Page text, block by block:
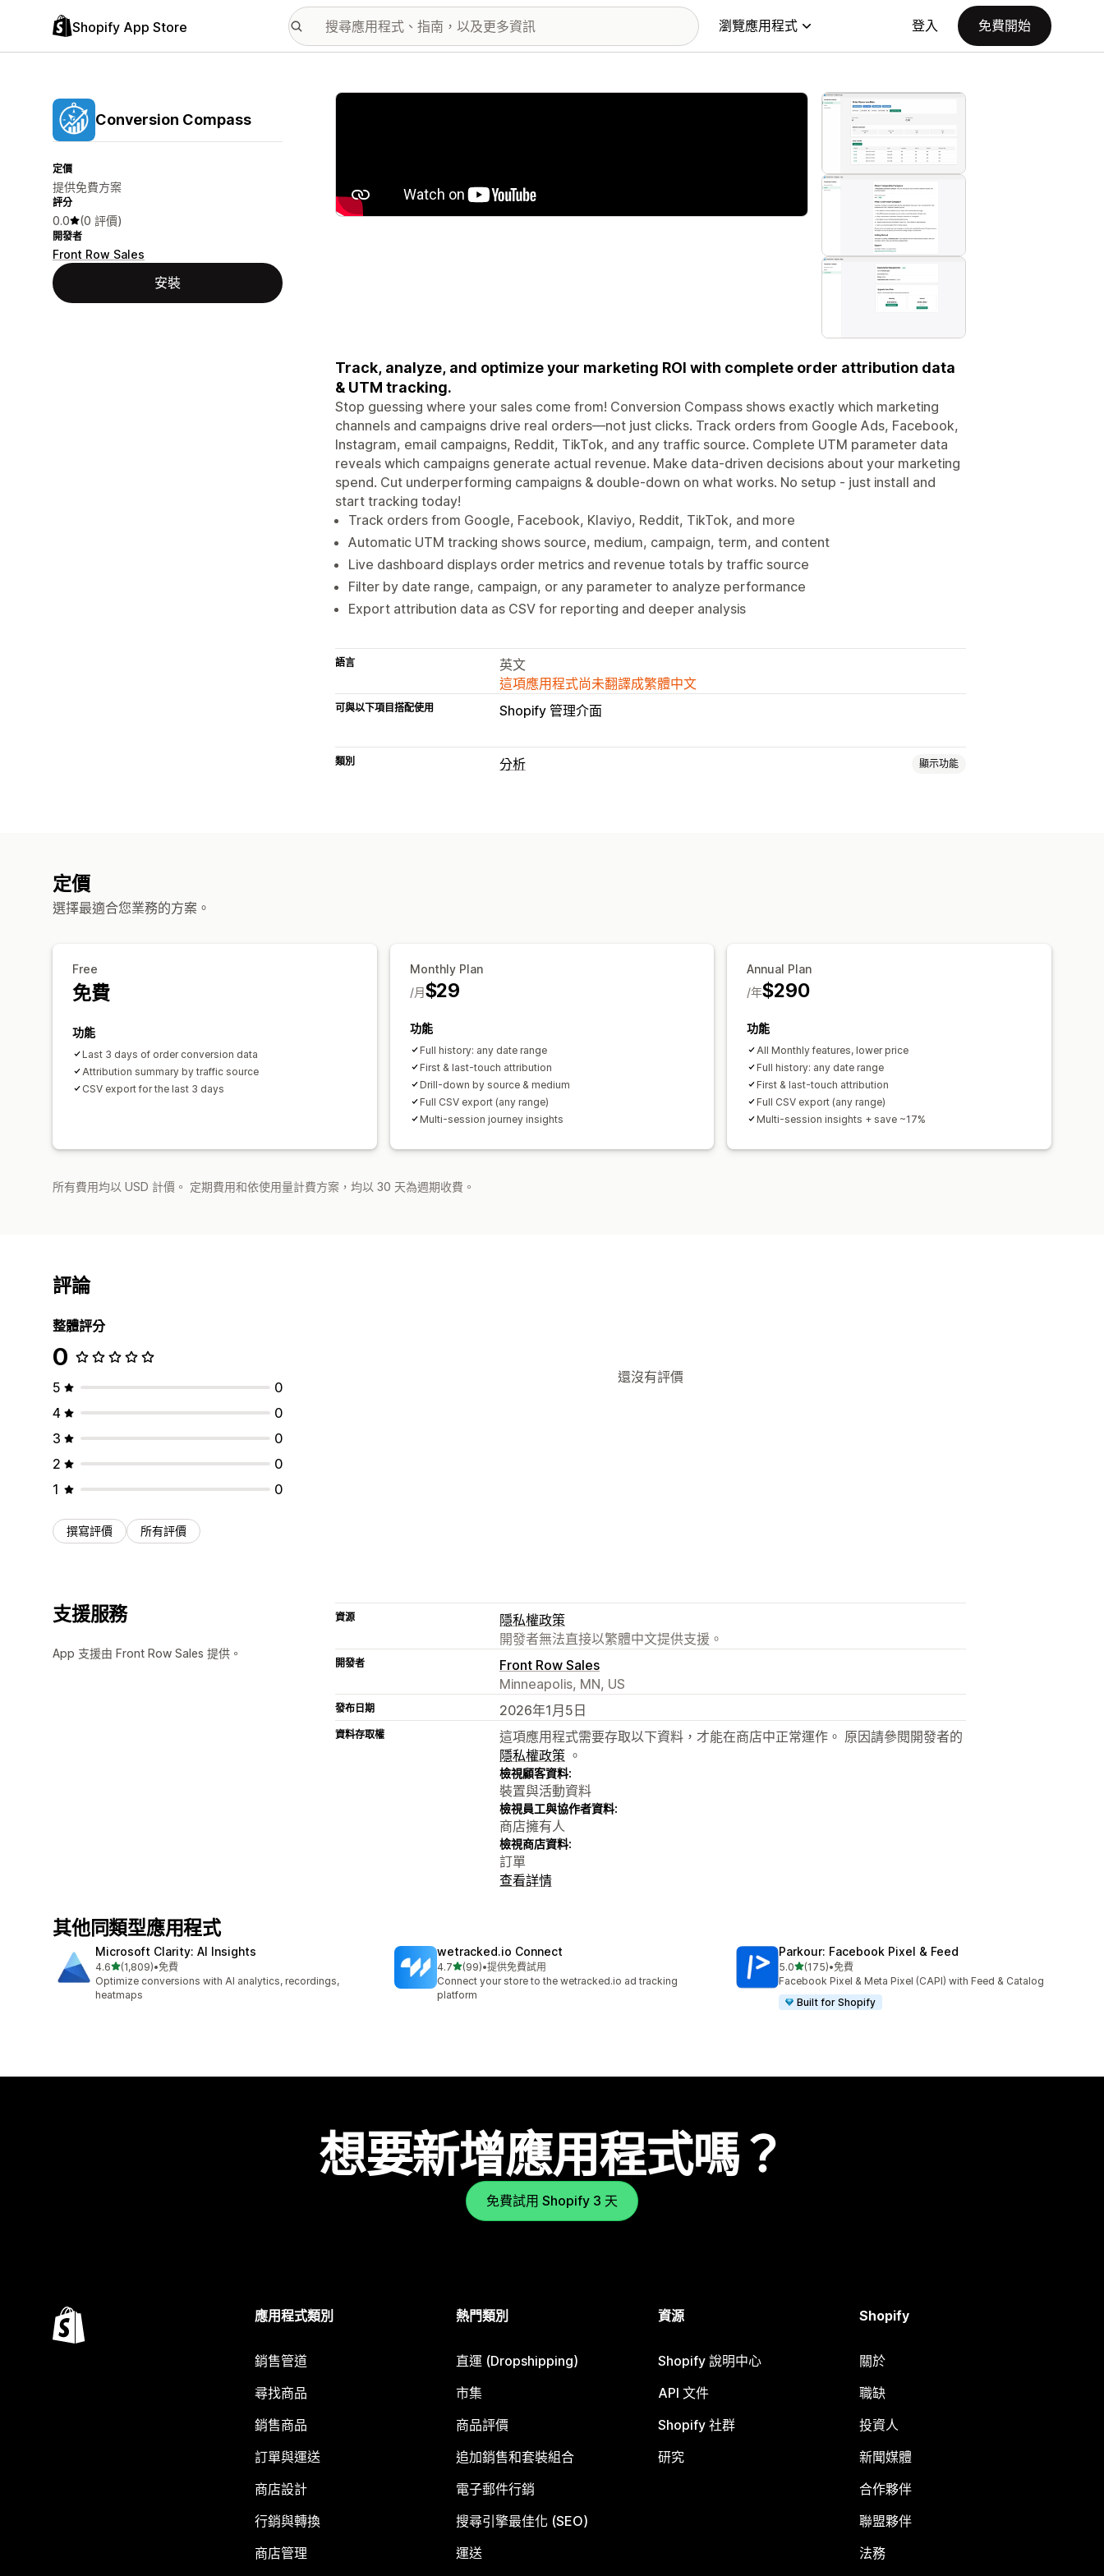
Shopify App Store 瀏覽應用程式 登入 免費開始
Conversion Compass
定價
提供免費方案
評分
0.0 (0 評價)
開發者
Front Row Sales
安裝
主要圖片圖庫
Track, analyze, and optimize your marketing ROI with complete order attribution data
& UTM tracking.
Stop guessing where your sales come from! Conversion Compass shows exactly which marketing
channels and campaigns drive real orders—not just clicks. Track orders from Google Ads, Facebook,
Instagram, email campaigns, Reddit, TikTok, and any traffic source. Complete UTM parameter data
reveals which campaigns generate actual revenue. Make data-driven decisions about your marketing
spend. Cut underperforming campaigns & double-down on what works. No setup - just install and
start tracking today!
Track orders from Google, Facebook, Klaviyo, Reddit, TikTok, and more
Automatic UTM tracking shows source, medium, campaign, term, and content
Live dashboard displays order metrics and revenue totals by traffic source
Filter by date range, campaign, or any parameter to analyze performance
Export attribution data as CSV for reporting and deeper analysis
語言
英文
這項應用程式尚未翻譯成繁體中文
可與以下項目搭配使用 Shopify 管理介面
類別 分析 顯示功能
定價
選擇最適合您業務的方案。
Free
免費
功能
Last 3 days of order conversion data
Attribution summary by traffic source
CSV export for the last 3 days
Monthly Plan
$29
/月
功能
Full history: any date range
First & last-touch attribution
Drill-down by source & medium
Full CSV export (any range)
Multi-session journey insights
Annual Plan
$290
/年
功能
All Monthly features, lower price
Full history: any date range
First & last-touch attribution
Full CSV export (any range)
Multi-session insights + save ~17%
所有費用均以 USD 計價。 定期費用和依使用量計費方案，均以 30 天為週期收費。
評論
整體評分
0
5
0
4
0
3
0
2
0
1
0
撰寫評價 所有評價
還沒有評價
支援服務
App 支援由 Front Row Sales 提供。
資源
隱私權政策
開發者無法直接以繁體中文提供支援。
開發者
Front Row Sales
Minneapolis, MN, US
發布日期 2026年1月5日
資料存取權
這項應用程式需要存取以下資料，才能在商店中正常運作。 原因請參閱開發者的
隱私權政策 。
檢視顧客資料:
裝置與活動資料
檢視員工與協作者資料:
商店擁有人
檢視商店資料:
訂單
查看詳情
其他同類型應用程式
Microsoft Clarity: AI Insights
4.6滿分 5 顆星
(1,809)
共有 1809 則評價
•免費
Optimize conversions with AI analytics, recordings,
heatmaps
wetracked.io Connect
4.7滿分 5 顆星
(99)
共有 99 則評價
•提供免費試用
Connect your store to the wetracked.io ad tracking
platform
Parkour: Facebook Pixel & Feed
5.0滿分 5 顆星
(175)
共有 175 則評價
•免費
Facebook Pixel & Meta Pixel (CAPI) with Feed & Catalog
Built for Shopify
想要新增應用程式嗎？
免費試用 Shopify 3 天
應用程式類別
銷售管道
尋找商品
銷售商品
訂單與運送
商店設計
行銷與轉換
商店管理
熱門類別
直運 (Dropshipping)
市集
商品評價
追加銷售和套裝組合
電子郵件行銷
搜尋引擎最佳化 (SEO)
運送
資源
Shopify 說明中心
API 文件
Shopify 社群
研究
Shopify
關於
職缺
投資人
新聞媒體
合作夥伴
聯盟夥伴
法務